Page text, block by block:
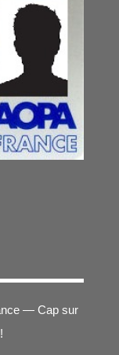
— Cap sur